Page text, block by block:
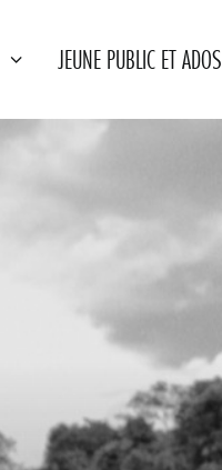
JEUNE PUBLIC ET ADOS